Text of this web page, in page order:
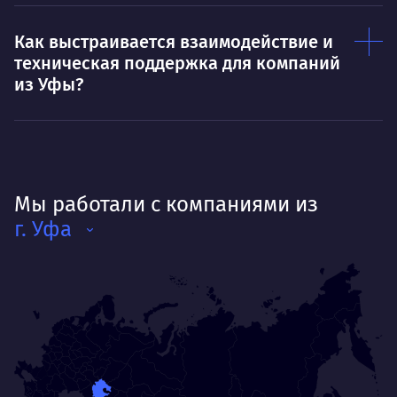
Как выстраивается взаимодействие и
техническая поддержка для компаний
из Уфы?
Мы работали с компаниями из
г. Уфа